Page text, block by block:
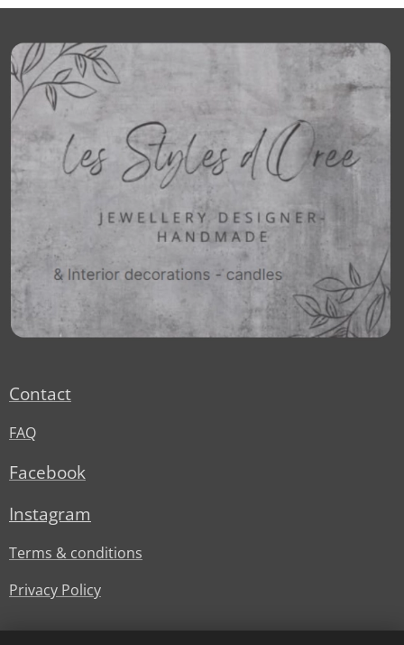
Contact
FAQ
Facebook
Instagram
Terms & conditions
Privacy Policy